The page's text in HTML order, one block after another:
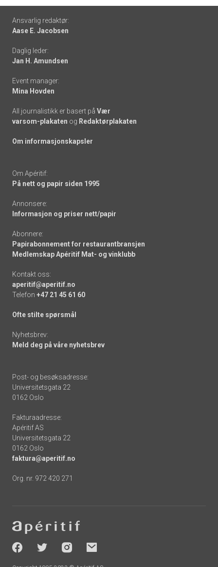
Footer
-
links
Ansvarlig redaktør:
Aase E. Jacobsen
Daglig leder:
Jan H. Amundsen
Event manager:
Mina Hovden
All journalistikk er basert på Vær
varsom-plakaten og Redaktørplakaten
Om informasjonskapsler
Om Apéritif:
På nett og papir siden 1995
Annonsere:
Informasjon og priser nett/papir
Abonnere:
Papirabonnement for restaurantbransjen
Medlemskap Apéritif Mat- og vinklubb
Kontakt oss:
aperitif@aperitif.no
Telefon +47 21 45 61 60
Ofte stilte spørsmål
Nyhetsbrev:
Meld deg på våre nyhetsbrev
Post- og besøksadresse:
Universitetsgata 22
0162 Oslo
Fakturaadresse:
Apéritif AS
Universitetsgata 22
0162 Oslo
faktura@aperitif.no
Org. nr. 972 420 271
-
socials